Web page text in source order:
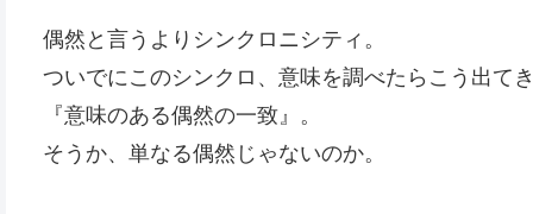
偶然と言うよりシンクロニシティ。
ついでにこのシンクロ、意味を調べたらこう出てき
『意味のある偶然の一致』。
そうか、単なる偶然じゃないのか。